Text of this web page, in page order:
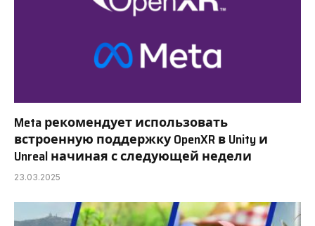
Meta рекомендует использовать
встроенную поддержку OpenXR в Unity и
Unreal начиная с следующей недели
23.03.2025